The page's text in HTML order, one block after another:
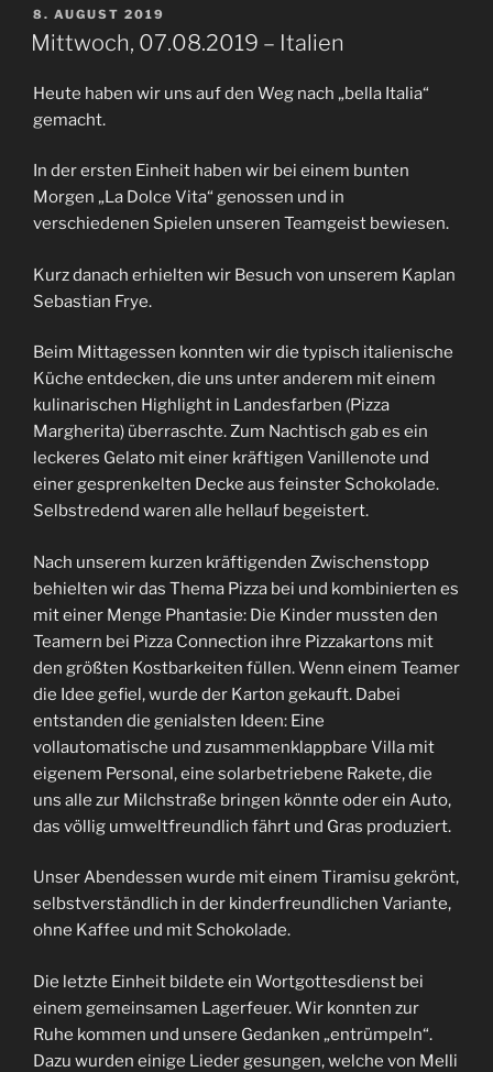
VERÖFFENTLICHT
AM
8. AUGUST 2019
Mittwoch, 07.08.2019 – Italien
Heute haben wir uns auf den Weg nach „bella Italia“
gemacht.
In der ersten Einheit haben wir bei einem bunten
Morgen „La Dolce Vita“ genossen und in
verschiedenen Spielen unseren Teamgeist bewiesen.
Kurz danach erhielten wir Besuch von unserem Kaplan
Sebastian Frye.
Beim Mittagessen konnten wir die typisch italienische
Küche entdecken, die uns unter anderem mit einem
kulinarischen Highlight in Landesfarben (Pizza
Margherita) überraschte. Zum Nachtisch gab es ein
leckeres Gelato mit einer kräftigen Vanillenote und
einer gesprenkelten Decke aus feinster Schokolade.
Selbstredend waren alle hellauf begeistert.
Nach unserem kurzen kräftigenden Zwischenstopp
behielten wir das Thema Pizza bei und kombinierten es
mit einer Menge Phantasie: Die Kinder mussten den
Teamern bei Pizza Connection ihre Pizzakartons mit
den größten Kostbarkeiten füllen. Wenn einem Teamer
die Idee gefiel, wurde der Karton gekauft. Dabei
entstanden die genialsten Ideen: Eine
vollautomatische und zusammenklappbare Villa mit
eigenem Personal, eine solarbetriebene Rakete, die
uns alle zur Milchstraße bringen könnte oder ein Auto,
das völlig umweltfreundlich fährt und Gras produziert.
Unser Abendessen wurde mit einem Tiramisu gekrönt,
selbstverständlich in der kinderfreundlichen Variante,
ohne Kaffee und mit Schokolade.
Die letzte Einheit bildete ein Wortgottesdienst bei
einem gemeinsamen Lagerfeuer. Wir konnten zur
Ruhe kommen und unsere Gedanken „entrümpeln“.
Dazu wurden einige Lieder gesungen, welche von Melli